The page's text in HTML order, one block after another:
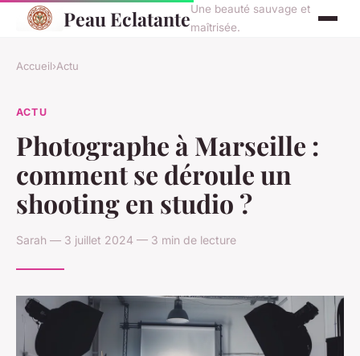
Peau EclatanteUne beauté sauvage et
maîtrisée.
Accueil›Actu
ACTU
Photographe à Marseille :
comment se déroule un
shooting en studio ?
Sarah — 3 juillet 2024 — 3 min de lecture